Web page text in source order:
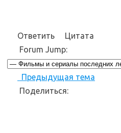
Ответить
Цитата
Forum Jump:
Предыдущая тема
Поделиться: